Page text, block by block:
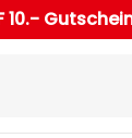
10.-